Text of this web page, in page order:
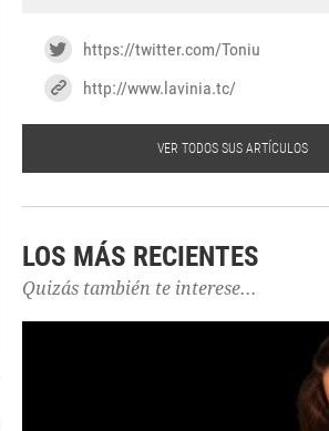
https://twitter.com/Toniu
http://www.lavinia.tc/
VER TODOS SUS ARTÍCULOS
LOS MÁS RECIENTES
Quizás también te interese...